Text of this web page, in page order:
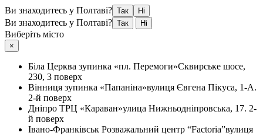
Ви знаходитесь у Полтаві? Так Ні
Ви знаходитесь у Полтаві? Так Ні
Виберіть місто
×
Біла Церква зупинка «пл. Перемоги»Сквирське шосе,
230, 3 поверх
Вінниця зупинка «Папаніна»вулиця Євгена Пікуса, 1-А.
2-й поверх
Дніпро ТРЦ «Караван»улица Нижньодніпровська, 17. 2-
й поверх
Івано-Франківськ Розважальний центр “Factoria”вулиця